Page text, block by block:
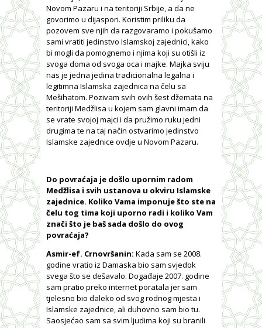
Novom Pazaru i na teritoriji Srbije, a da ne
govorimo u dijaspori. Koristim priliku da
pozovem sve njih da razgovaramo i pokušamo
sami vratiti jedinstvo Islamskoj zajednici, kako
bi mogli da pomognemo i njima koji su otišli iz
svoga doma od svoga oca i majke. Majka sviju
nas je jedna jedina tradicionalna legalna i
legitimna Islamska zajednica na čelu sa
Mešihatom. Pozivam svih ovih šest džemata na
teritoriji Medžlisa u kojem sam glavni imam da
se vrate svojoj majci i da pružimo ruku jedni
drugima te na taj način ostvarimo jedinstvo
Islamske zajednice ovdje u Novom Pazaru.
Do povraćaja je došlo upornim radom
Medžlisa i svih ustanova u okviru Islamske
zajednice. Koliko Vama imponuje što ste na
čelu tog tima koji uporno radi i koliko Vam
znači što je baš sada došlo do ovog
povraćaja?
Asmir-ef. Crnovršanin: Kada sam se 2008.
godine vratio iz Damaska bio sam svjedok
svega što se dešavalo. Događaje 2007. godine
sam pratio preko internet poratala jer sam
tjelesno bio daleko od svog rodnog mjesta i
Islamske zajednice, ali duhovno sam bio tu.
Saosjećao sam sa svim ljudima koji su branili